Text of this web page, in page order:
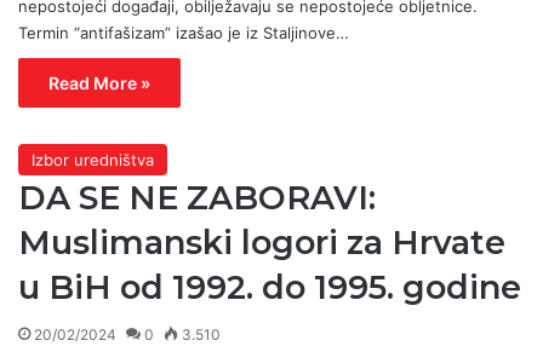
nepostojeći događaji, obilježavaju se nepostojeće obljetnice.
Termin “antifašizam” izašao je iz Staljinove…
Read More »
Izbor uredništva
DA SE NE ZABORAVI:
Muslimanski logori za Hrvate
u BiH od 1992. do 1995. godine
20/02/2024 0 3.510